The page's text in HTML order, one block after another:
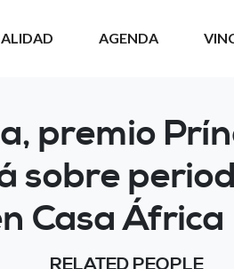
AGENDA
premio
sobre
Casa África